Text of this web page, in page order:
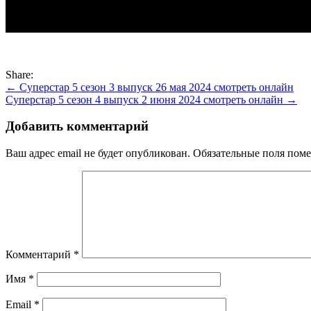
Share:
Навигация
по
записям
← Суперстар 5 сезон 3 выпуск 26 мая 2024 смотреть онлайн
Суперстар 5 сезон 4 выпуск 2 июня 2024 смотреть онлайн →
Добавить комментарий
Ваш адрес email не будет опубликован. Обязательные поля
Комментарий *
Имя *
Email *